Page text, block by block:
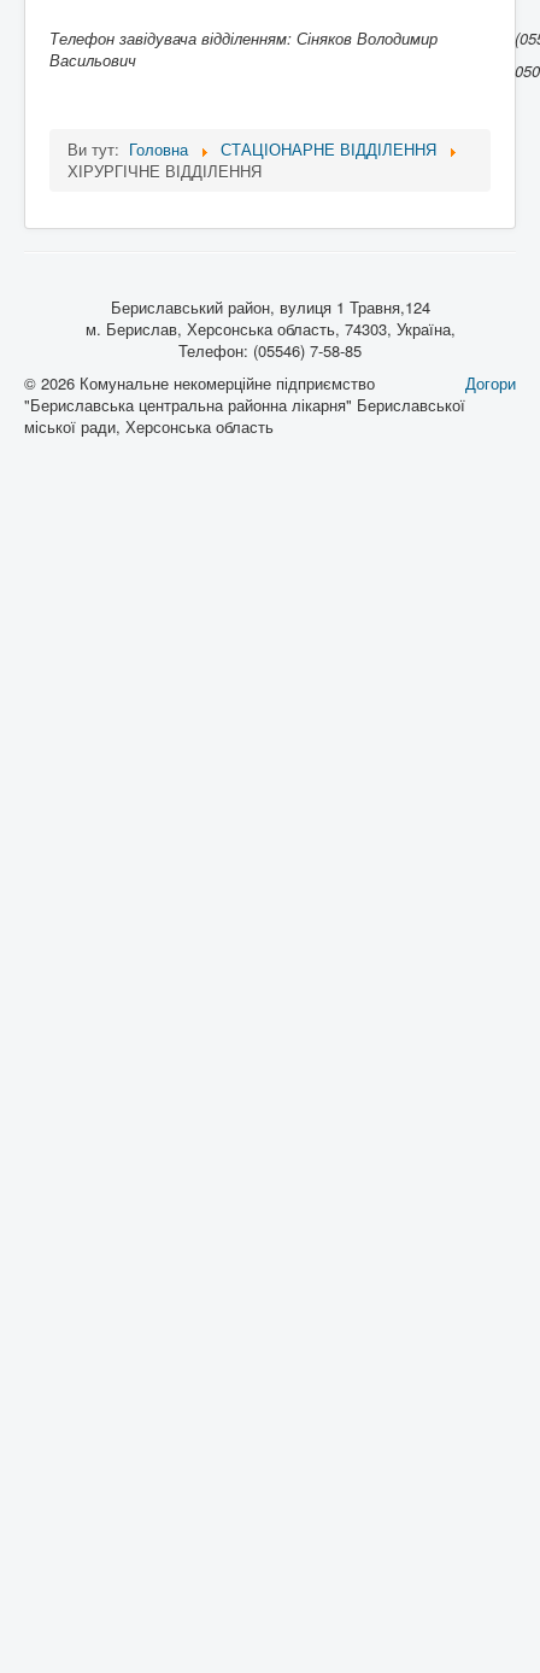
Телефон завідувача відділенням: Сіняков Володимир
Васильович
Ви тут: Головна
СТАЦІОНАРНЕ ВІДДІЛЕННЯ
ХІРУРГІЧНЕ ВІДДІЛЕННЯ
Бериславський район, вулиця 1 Травня,124
м. Берислав, Херсонська область, 74303, Україна,
Телефон: (05546) 7-58-85
Догори
© 2026 Комунальне некомерційне підприємство
"Бериславська центральна районна лікарня" Бериславської
міської ради, Херсонська область